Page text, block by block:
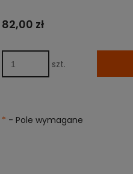
82,00 zł
szt.
* - Pole wymagane